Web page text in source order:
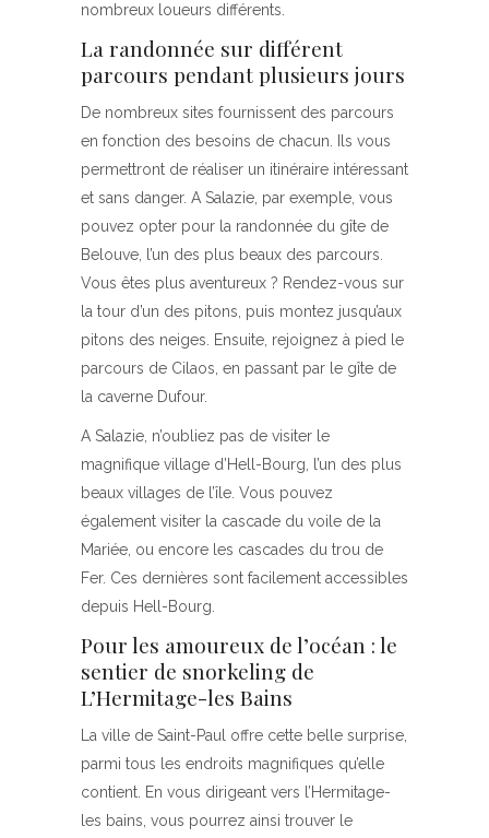
nombreux loueurs différents.
La randonnée sur différent
parcours pendant plusieurs jours
De nombreux sites fournissent des parcours
en fonction des besoins de chacun. Ils vous
permettront de réaliser un itinéraire intéressant
et sans danger. A Salazie, par exemple, vous
pouvez opter pour la randonnée du gîte de
Belouve, l’un des plus beaux des parcours.
Vous êtes plus aventureux ? Rendez-vous sur
la tour d’un des pitons, puis montez jusqu’aux
pitons des neiges. Ensuite, rejoignez à pied le
parcours de Cilaos, en passant par le gîte de
la caverne Dufour.
A Salazie, n’oubliez pas de visiter le
magnifique village d’Hell-Bourg, l’un des plus
beaux villages de l’île. Vous pouvez
également visiter la cascade du voile de la
Mariée, ou encore les cascades du trou de
Fer. Ces dernières sont facilement accessibles
depuis Hell-Bourg.
Pour les amoureux de l’océan : le
sentier de snorkeling de
L’Hermitage-les Bains
La ville de Saint-Paul offre cette belle surprise,
parmi tous les endroits magnifiques qu’elle
contient. En vous dirigeant vers l’Hermitage-
les bains, vous pourrez ainsi trouver le